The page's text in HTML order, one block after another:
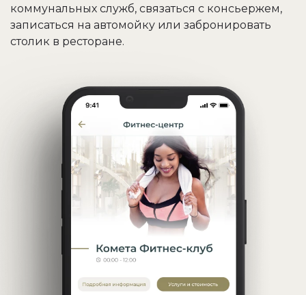
коммунальных служб, связаться с консьержем,
записаться на автомойку или забронировать
столик в ресторане.